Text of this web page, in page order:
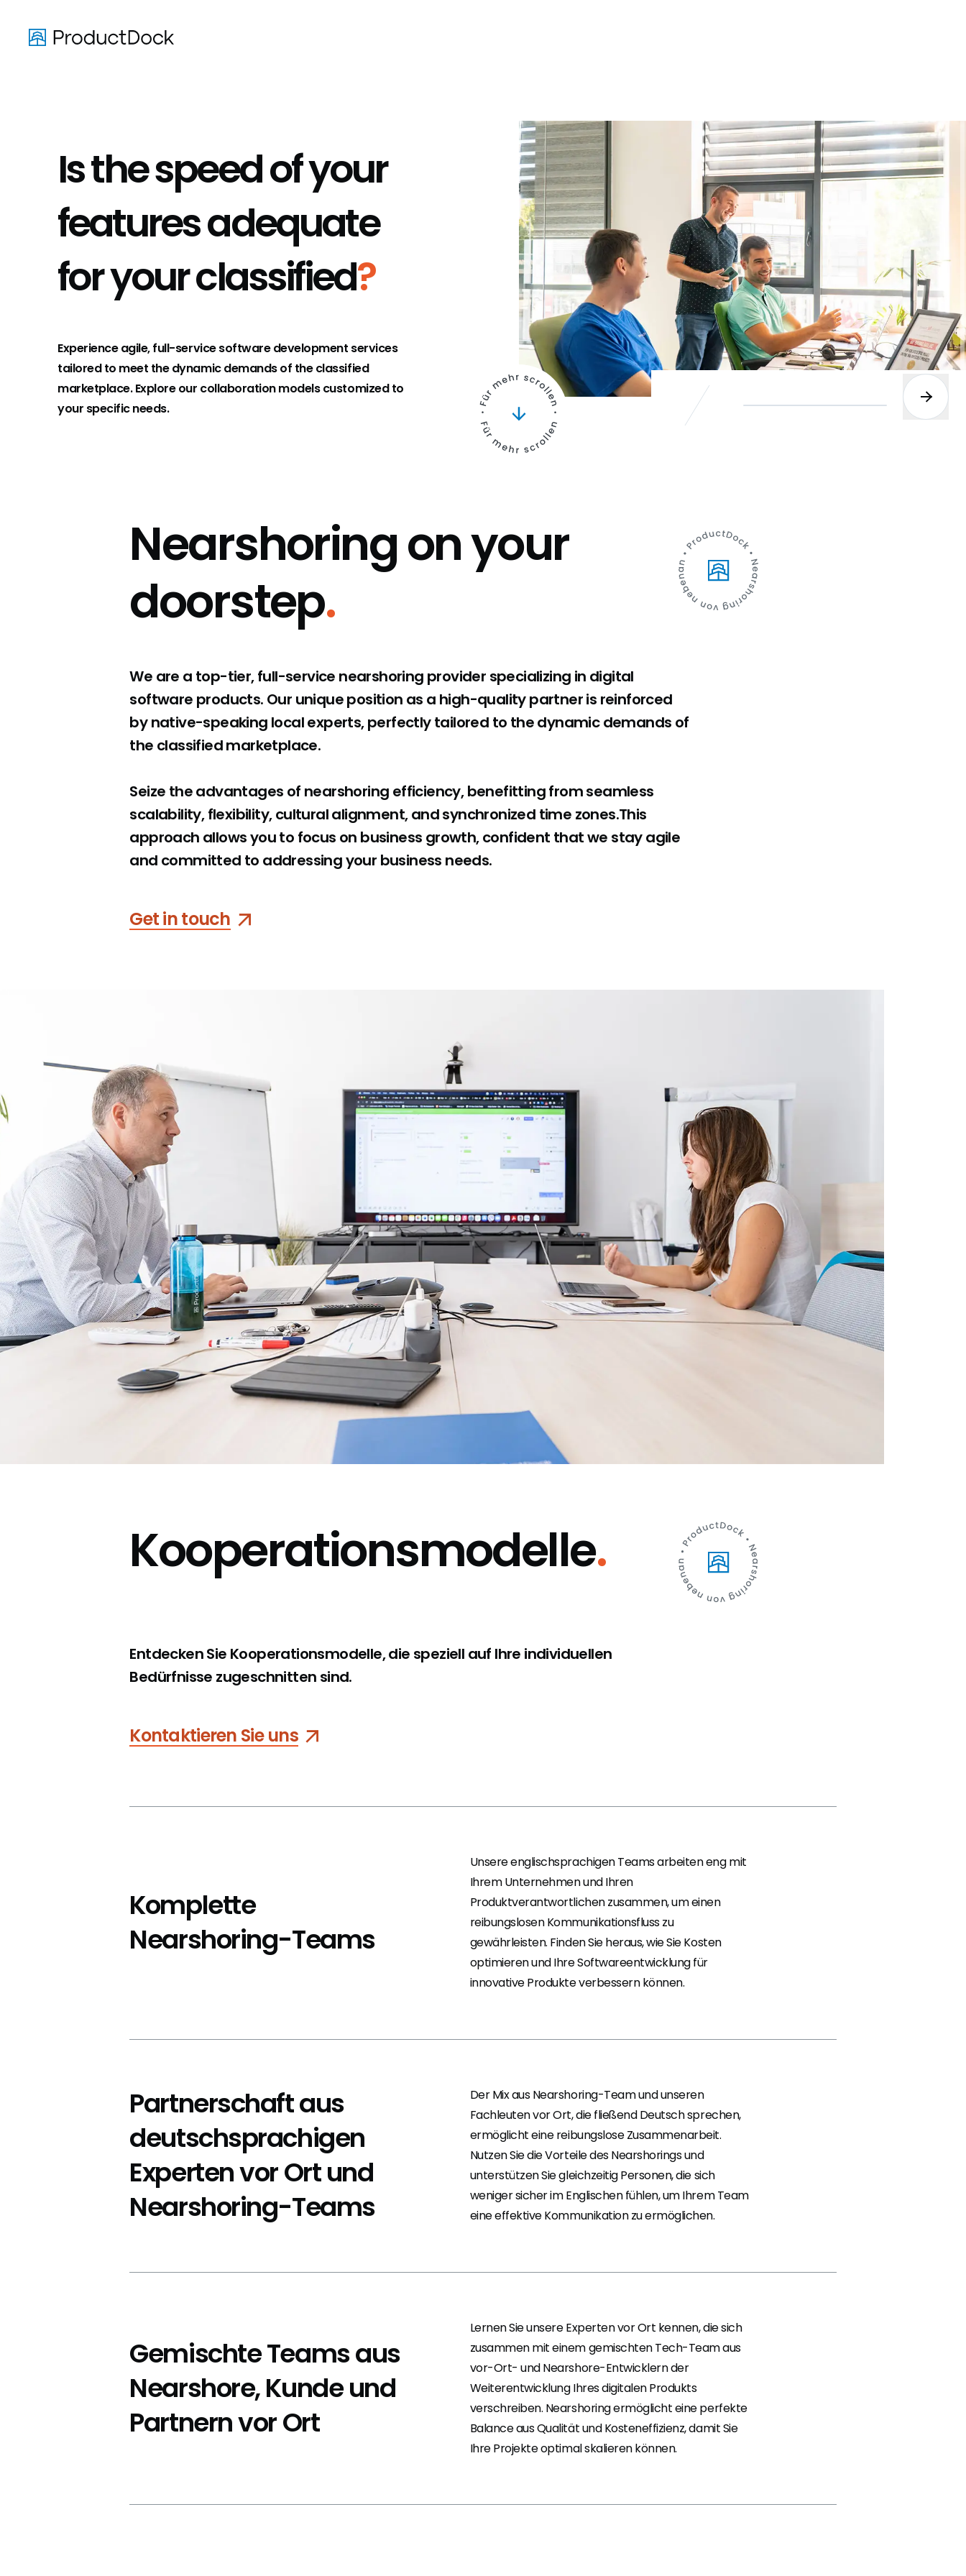
Is the speed of your
features adequate
for your classified?
Experience agile, full-service software development services
tailored to meet the dynamic demands of the classified
marketplace. Explore our collaboration models customized to
your specific needs.
Nearshoring on your
doorstep.
We are a top-tier, full-service nearshoring provider specializing in digital
software products. Our unique position as a high-quality partner is reinforced
by native-speaking local experts, perfectly tailored to the dynamic demands of
the classified marketplace.
Seize the advantages of nearshoring efficiency, benefitting from seamless
scalability, flexibility, cultural alignment, and synchronized time zones.This
approach allows you to focus on business growth, confident that we stay agile
and committed to addressing your business needs.
Get in touch
Kooperationsmodelle.
Entdecken Sie Kooperationsmodelle, die speziell auf Ihre individuellen
Bedürfnisse zugeschnitten sind.
Kontaktieren Sie uns
Komplette
Nearshoring-Teams
Unsere englischsprachigen Teams arbeiten eng mit
Ihrem Unternehmen und Ihren
Produktverantwortlichen zusammen, um einen
reibungslosen Kommunikationsfluss zu
gewährleisten. Finden Sie heraus, wie Sie Kosten
optimieren und Ihre Softwareentwicklung für
innovative Produkte verbessern können.
Partnerschaft aus
deutschsprachigen
Experten vor Ort und
Nearshoring-Teams
Der Mix aus Nearshoring-Team und unseren
Fachleuten vor Ort, die fließend Deutsch sprechen,
ermöglicht eine reibungslose Zusammenarbeit.
Nutzen Sie die Vorteile des Nearshorings und
unterstützen Sie gleichzeitig Personen, die sich
weniger sicher im Englischen fühlen, um Ihrem Team
eine effektive Kommunikation zu ermöglichen.
Gemischte Teams aus
Nearshore, Kunde und
Partnern vor Ort
Lernen Sie unsere Experten vor Ort kennen, die sich
zusammen mit einem gemischten Tech-Team aus
vor-Ort- und Nearshore-Entwicklern der
Weiterentwicklung Ihres digitalen Produkts
verschreiben. Nearshoring ermöglicht eine perfekte
Balance aus Qualität und Kosteneffizienz, damit Sie
Ihre Projekte optimal skalieren können.